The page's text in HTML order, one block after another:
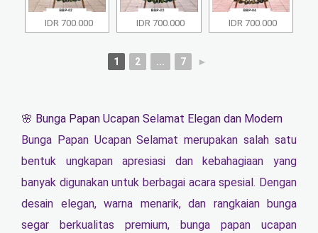
IDR 700.000 IDR 700.000 IDR 700.000
1 2 ... 7 ►
🌸 Bunga Papan Ucapan Selamat Elegan dan Modern
Bunga Papan Ucapan Selamat merupakan salah satu
bentuk ungkapan apresiasi dan kebahagiaan yang
banyak digunakan untuk berbagai acara spesial. Dengan
desain elegan, warna menarik, dan rangkaian bunga
segar berkualitas premium, bunga papan ucapan